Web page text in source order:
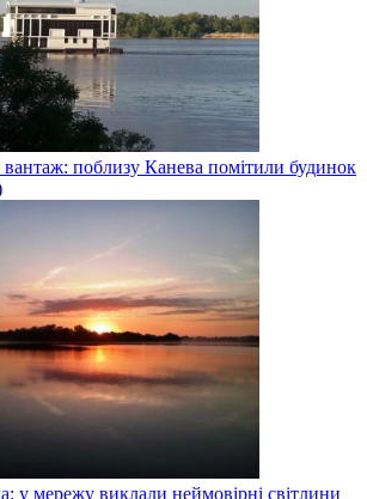
поблизу Канева помітили будинок
у мережу виклали неймовірні світлини